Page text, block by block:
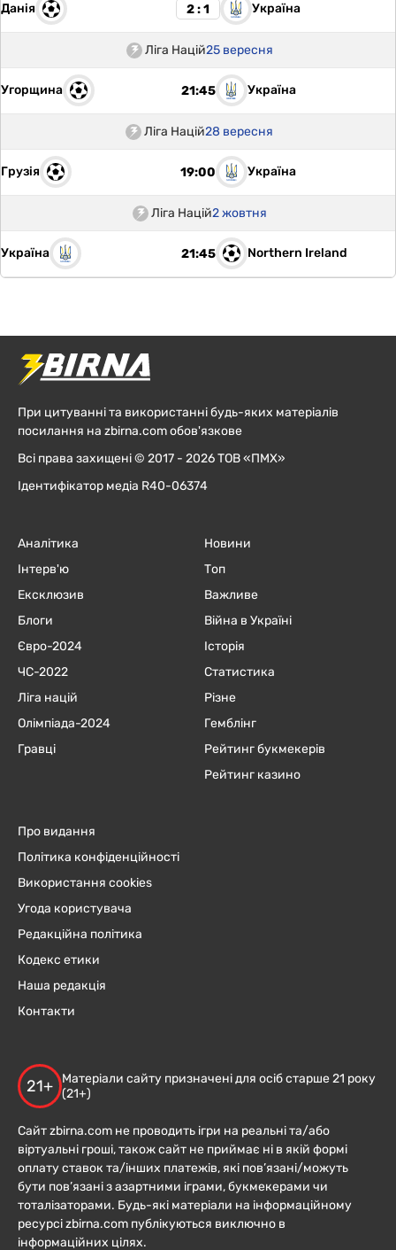
Данія 2 : 1 Україна
Ліга Націй25 вересня
Угорщина 21:45 Україна
Ліга Націй28 вересня
Грузія 19:00 Україна
Ліга Націй2 жовтня
Україна 21:45 Northern Ireland
При цитуванні та використанні будь-яких матеріалів
посилання на zbirna.com обов'язкове
Всі права захищені © 2017 - 2026 ТОВ «ПМХ»
Ідентифікатор медіа R40-06374
Аналітика
Інтерв'ю
Ексклюзив
Блоги
Євро-2024
ЧC-2022
Ліга націй
Олімпіада-2024
Гравці
Новини
Топ
Важливе
Війна в Україні
Історія
Статистика
Різне
Гемблінг
Рейтинг букмекерів
Рейтинг казино
Про видання
Політика конфіденційності
Використання cookies
Угода користувача
Редакційна політика
Кодекс етики
Наша редакція
Контакти
21+
Матеріали сайту призначені для осіб старше 21 року
(21+)
Сайт zbirna.com не проводить ігри на реальні та/або
віртуальні гроші, також сайт не приймає ні в якій формі
оплату ставок та/інших платежів, які пов’язані/можуть
бути пов’язані з азартними іграми, букмекерами чи
тоталізаторами. Будь-які матеріали на інформаційному
ресурсі zbirna.com публікуються виключно в
інформаційних цілях.